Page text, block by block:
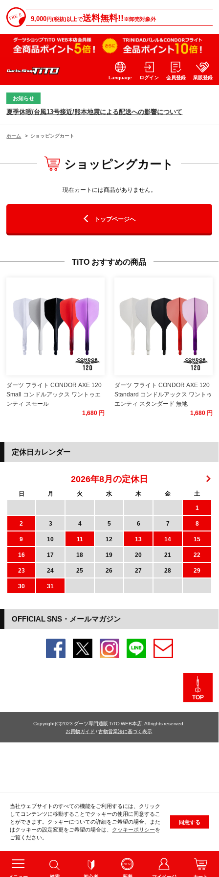
9,000円(税抜)以上で送料無料!!※卸売対象外
Language ログイン 会員登録 業販登録
お知らせ
夏季休暇/台風13号接近/熊本地震による配送への影響について
ホーム > ショッピングカート
ショッピングカート
現在カートには商品がありません。
トップページへ
TiTO おすすめの商品
ダーツ フライト CONDOR AXE 120
Small コンドルアックス ワントゥエ
ンティ スモール
1,680 円
ダーツ フライト CONDOR AXE 120
Standard コンドルアックス ワントゥ
エンティ スタンダード 無地
1,680 円
当社ウェブサイトのすべての機能をご利用するには、クリック
してコンテンツに移動することでクッキーの使用に同意するこ
とができます。クッキーについての詳細をご希望の場合、また
はクッキーの設定変更をご希望の場合は、 クッキーポリシーを
ご覧ください。
同意する
OFFICIAL SNS・メールマガジン
定休日カレンダー
2026年8月の定休日
日 月 火 水 木 金
土
1
2
3 4 5 6 7
8
9
10 11 12 13 14
15
16
17 18 19 20 21
22
23
24 25 26 27 28
29
30
31
TOP
Copyright(C)2023 ダーツ専門通販 TiTO WEB本店. All rights reserved.
お買物ガイド /古物営業法に基づく表示